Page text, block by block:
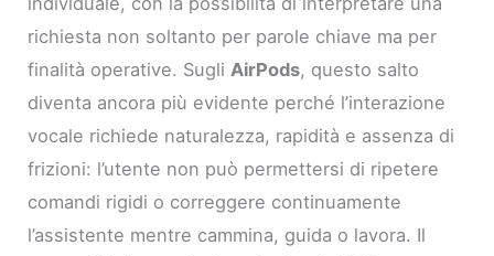
richiesta non soltanto per parole chiave ma per
finalità operative. SugliAirPods, questo salto
diventa ancora più evidente perché l’interazione
vocale richiede naturalezza, rapidità e assenza di
frizioni: l’utente non può permettersi di ripetere
comandi rigidi o correggere continuamente
l’assistente mentre cammina, guida o lavora. Il